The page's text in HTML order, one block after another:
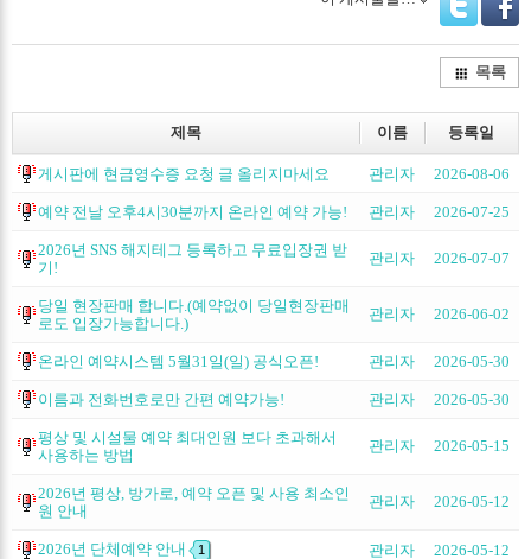
Twitter
목록
제목 이름 등록일
게시판에 현금영수증 요청 글 올리지마세요 관리자 2026-08-06
예약 전날 오후4시30분까지 온라인 예약 가능! 관리자 2026-07-25
2026년 SNS 해지테그 등록하고 무료입장권 받
기!
관리자 2026-07-07
당일 현장판매 합니다.(예약없이 당일현장판매
로도 입장가능합니다.)
관리자 2026-06-02
온라인 예약시스템 5월31일(일) 공식오픈! 관리자 2026-05-30
이름과 전화번호로만 간편 예약가능! 관리자 2026-05-30
평상 및 시설물 예약 최대인원 보다 초과해서
사용하는 방법
관리자 2026-05-15
2026년 평상, 방가로, 예약 오픈 및 사용 최소인
원 안내
관리자 2026-05-12
2026년 단체예약 안내 1 관리자 2026-05-12